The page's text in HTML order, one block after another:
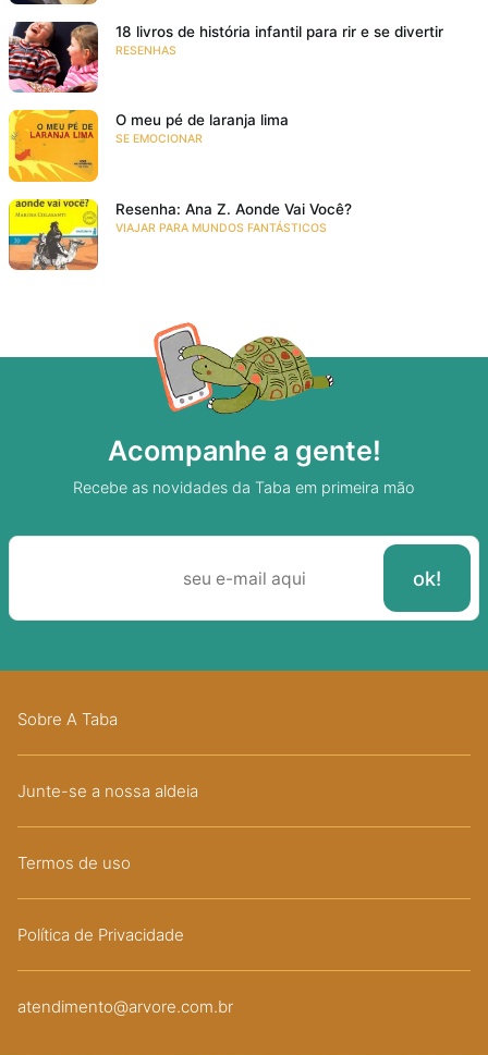
18 livros de história infantil para rir e se divertir
RESENHAS
O meu pé de laranja lima
SE EMOCIONAR
Resenha: Ana Z. Aonde Vai Você?
VIAJAR PARA MUNDOS FANTÁSTICOS
Acompanhe a gente!
Recebe as novidades da Taba em primeira mão
Sobre A Taba
Junte-se a nossa aldeia
Termos de uso
Política de Privacidade
atendimento@arvore.com.br